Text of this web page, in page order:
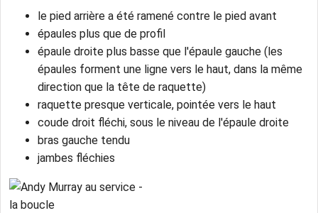
le pied arrière a été ramené contre le pied avant
épaules plus que de profil
épaule droite plus basse que l'épaule gauche (les
épaules forment une ligne vers le haut, dans la même
direction que la tête de raquette)
raquette presque verticale, pointée vers le haut
coude droit fléchi, sous le niveau de l'épaule droite
bras gauche tendu
jambes fléchies